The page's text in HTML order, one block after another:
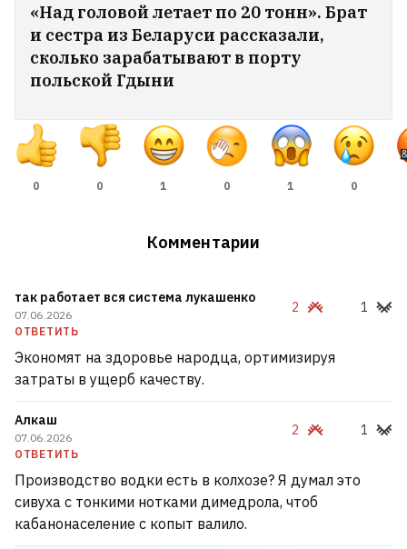
«Над головой летает по 20 тонн». Брат
и сестра из Беларуси рассказали,
сколько зарабатывают в порту
польской Гдыни
0 0 1 0 1 0
Комментарии
так работает вся система лукашенко
07.06.2026
ОТВЕТИТЬ
2 1
Экономят на здоровье народца, ортимизируя
затраты в ущерб качеству.
Алкаш
07.06.2026
ОТВЕТИТЬ
2 1
Производство водки есть в колхозе? Я думал это
сивуха с тонкими нотками димедрола, чтоб
кабанонаселение с копыт валило.
При атаке дронов под Санкт-
Петербургом сгорел один из
присмотреться к избингу
22
В Ялте морские дроны посреди бела дня
нанесли удар по порту. На пляжах
Бабарико займется бизнесом — уже
открыл компанию в Германии
25